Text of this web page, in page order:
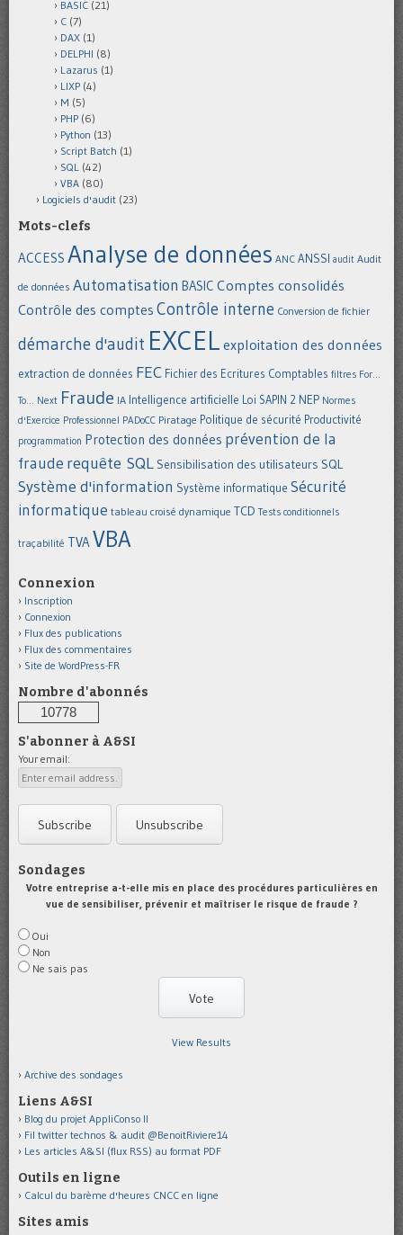
BASIC (21)
C (7)
DAX (1)
DELPHI (8)
Lazarus (1)
LIXP (4)
M (5)
PHP (6)
Python (13)
Script Batch (1)
SQL (42)
VBA (80)
Logiciels d'audit (23)
Mots-clefs
ACCESS Analyse de données ANC ANSSI audit Audit
de données Automatisation BASIC Comptes consolidés
Contrôle des comptes Contrôle interne Conversion de fichier
démarche d'audit EXCEL exploitation des données
extraction de données FEC Fichier des Ecritures Comptables filtres For...
To... Next Fraude IA Intelligence artificielle Loi SAPIN 2 NEP Normes
d'Exercice Professionnel PADoCC Piratage Politique de sécurité Productivité
programmation Protection des données prévention de la
fraude requête SQL Sensibilisation des utilisateurs SQL
Système d'information Système informatique Sécurité
informatique tableau croisé dynamique TCD Tests conditionnels
traçabilité TVA VBA
Connexion
Inscription
Connexion
Flux des publications
Flux des commentaires
Site de WordPress-FR
Nombre d'abonnés
10778
S'abonner à A&SI
Your email:
Sondages
Votre entreprise a-t-elle mis en place des procédures particulières en
vue de sensibiliser, prévenir et maîtriser le risque de fraude ?
Oui
Non
Ne sais pas
View Results
Archive des sondages
Liens A&SI
Blog du projet AppliConso II
Fil twitter technos & audit @BenoitRiviere14
Les articles A&SI (flux RSS) au format PDF
Outils en ligne
Calcul du barème d'heures CNCC en ligne
Sites amis